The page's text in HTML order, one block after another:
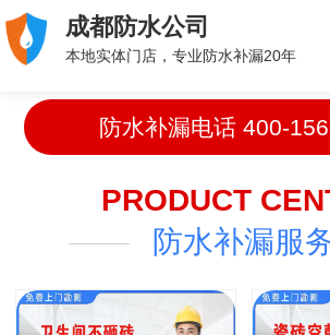
成都防水公司
本地实体门店，专业防水补漏20年
防水补漏电话 400-
PRODUCT
防水补漏服